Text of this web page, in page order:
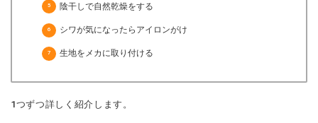
陰干しで自然乾燥をする
シワが気になったらアイロンがけ
生地をメカに取り付ける
1つずつ詳しく紹介します。